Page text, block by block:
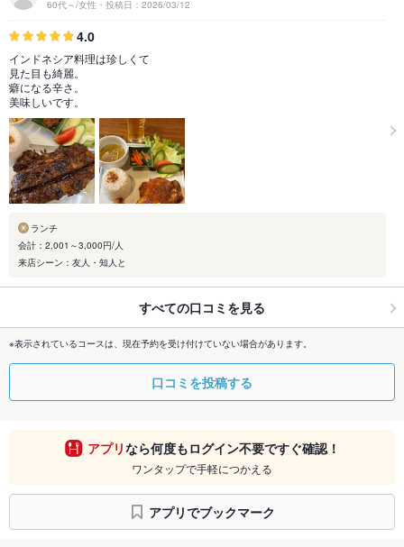
60代～/女性・投稿日：2026/03/12
4.0
インドネシア料理は珍しくて
見た目も綺麗。
癖になる辛さ。
美味しいです。
ランチ
会計：2,001～3,000円/人
来店シーン：友人・知人と
すべての口コミを見る
※表示されているコースは、現在予約を受け付けていない場合があります。
口コミを投稿する
アプリなら何度もログイン不要ですぐ確認！
ワンタップで手軽につかえる
アプリでブックマーク